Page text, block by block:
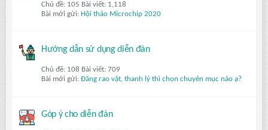
Chủ đề: 105 Bài viết: 1,118
Bài mới gửi: Hội thảo Microchip 2020
Hướng dẫn sử dụng diễn đàn
Chủ đề: 108 Bài viết: 709
Bài mới gửi: Đăng rao vặt, thanh lý thì chọn chuyên mục nào ạ?
Góp ý cho diễn đàn